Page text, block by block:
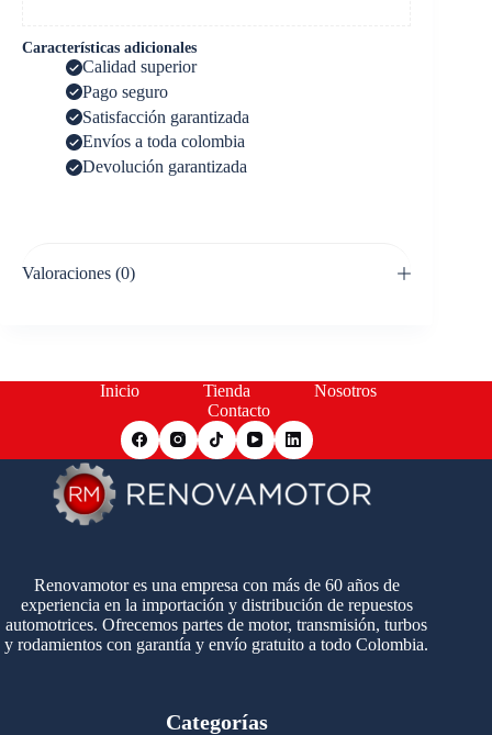
Características adicionales
Calidad superior
Pago seguro
Satisfacción garantizada
Envíos a toda colombia
Devolución garantizada
Valoraciones (0)
Inicio Tienda
Nosotros
Contacto
Renovamotor es una empresa con más de 60 años de
experiencia en la importación y distribución de repuestos
automotrices. Ofrecemos partes de motor, transmisión, turbos
y rodamientos con garantía y envío gratuito a todo Colombia.
Categorías